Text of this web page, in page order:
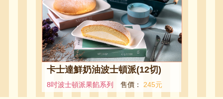
卡士達鮮奶油波士頓派(12切)
8吋波士頓派果餡系列 售價： 245元